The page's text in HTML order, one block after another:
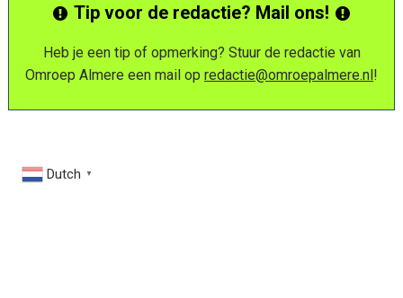
Tip voor de redactie? Mail ons!
Heb je een tip of opmerking? Stuur de redactie van
Omroep Almere een mail op redactie@omroepalmere.nl!
Dutch ▼